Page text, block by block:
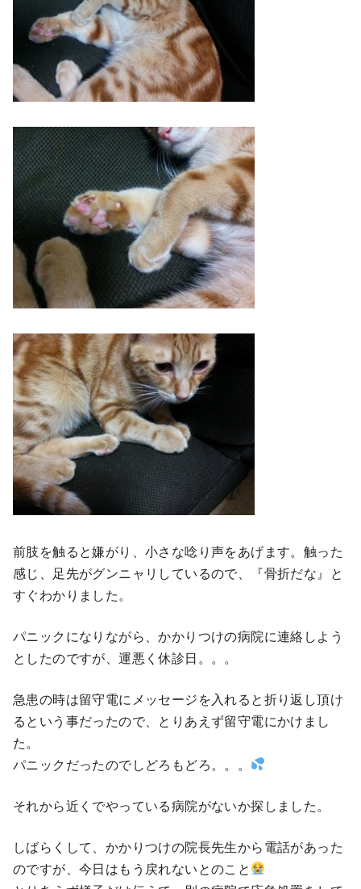
前肢を触ると嫌がり、小さな唸り声をあげます。触った
感じ、足先がグンニャリしているので、『骨折だな』と
すぐわかりました。
パニックになりながら、かかりつけの病院に連絡しよう
としたのですが、運悪く休診日。。。
急患の時は留守電にメッセージを入れると折り返し頂け
るという事だったので、とりあえず留守電にかけまし
た。
パニックだったのでしどろもどろ。。。
それから近くでやっている病院がないか探しました。
しばらくして、かかりつけの院長先生から電話があった
のですが、今日はもう戻れないとのこと